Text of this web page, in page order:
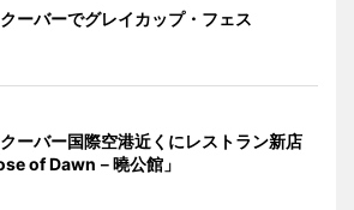
ーバーでグレイカップ・フェス
ーバー国際空港近くにレストラン新店
of Dawn－曉公館」